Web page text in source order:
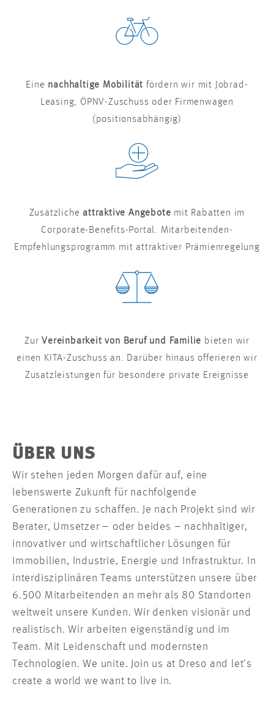
Eine nachhaltige Mobilität fördern wir mit Jobrad-
Leasing, ÖPNV-Zuschuss oder Firmenwagen
(positionsabhängig)
Zusätzliche attraktive Angebote mit Rabatten im
Corporate-Benefits-Portal. Mitarbeitenden-
Empfehlungsprogramm mit attraktiver Prämienregelung
ZurVereinbarkeit von Beruf und Familie bieten wir
einen KITA-Zuschuss an. Darüber hinaus offerieren wir
Zusatzleistungen für besondere private Ereignisse
ÜBER UNS
Wir stehen jeden Morgen dafür auf, eine
lebenswerte Zukunft für nachfolgende
Generationen zu schaffen. Je nach Projekt sind wir
Berater, Umsetzer – oder beides – nachhaltiger,
innovativer und wirtschaftlicher Lösungen für
Immobilien, Industrie, Energie und Infrastruktur. In
interdisziplinären Teams unterstützen unsere über
6.500 Mitarbeitenden an mehr als 80 Standorten
weltweit unsere Kunden. Wir denken visionär und
realistisch. Wir arbeiten eigenständig und im
Team. Mit Leidenschaft und modernsten
Technologien. We unite. Join us at Dreso and let’s
create a world we want to live in.